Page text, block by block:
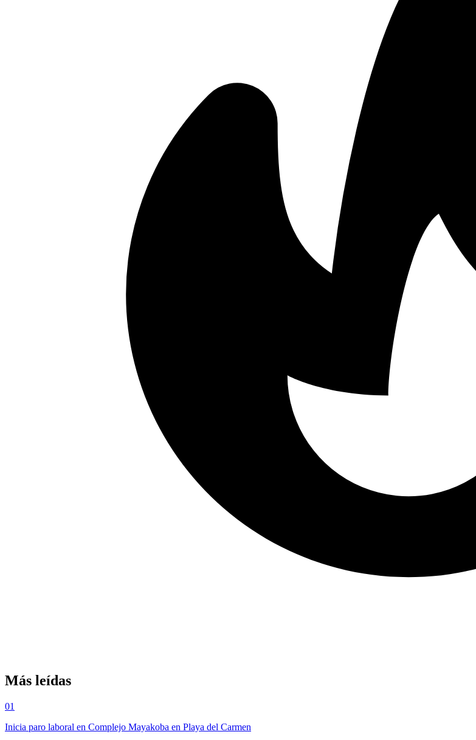
Más leídas
01
Inicia paro laboral en Complejo Mayakoba en Playa del Carmen